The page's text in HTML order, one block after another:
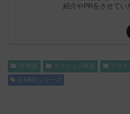
紹介やPRをさせてい
SF映画 アクション映画
ラブ
X-MEN シリーズ